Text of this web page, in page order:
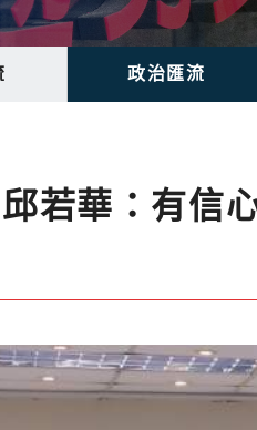
政治匯流
若華：有信